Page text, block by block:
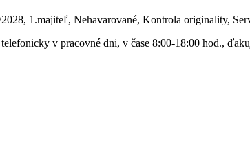
1.majiteľ, Nehavarované, Kontrola originality,
v pracovné dni, v čase 8:00-18:00 hod.,